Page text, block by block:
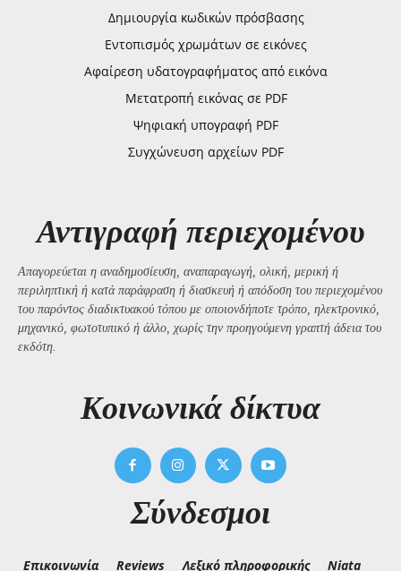
Δημιουργία κωδικών πρόσβασης
Εντοπισμός χρωμάτων σε εικόνες
Αφαίρεση υδατογραφήματος από εικόνα
Μετατροπή εικόνας σε PDF
Ψηφιακή υπογραφή PDF
Συγχώνευση αρχείων PDF
Αντιγραφή περιεχομένου
Απαγορεύεται η αναδημοσίευση, αναπαραγωγή, ολική, μερική ή
περιληπτική ή κατά παράφραση ή διασκευή ή απόδοση του περιεχομένου
του παρόντος διαδικτυακού τόπου με οποιονδήποτε τρόπο, ηλεκτρονικό,
μηχανικό, φωτοτυπικό ή άλλο, χωρίς την προηγούμενη γραπτή άδεια του
εκδότη.
Kοινωνικά δίκτυα
Σύνδεσμοι
Επικοινωνία Reviews Λεξικό πληροφορικής Niata